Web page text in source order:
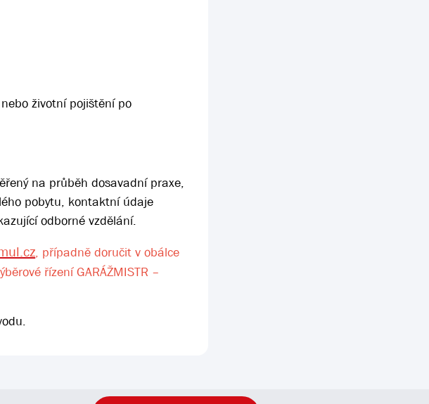
životní pojištění po
na průběh dosavadní praxe,
pobytu, kontaktní údaje
odborné vzdělání.
, případně doručit v obálce
řízení GARÁŽMISTR –